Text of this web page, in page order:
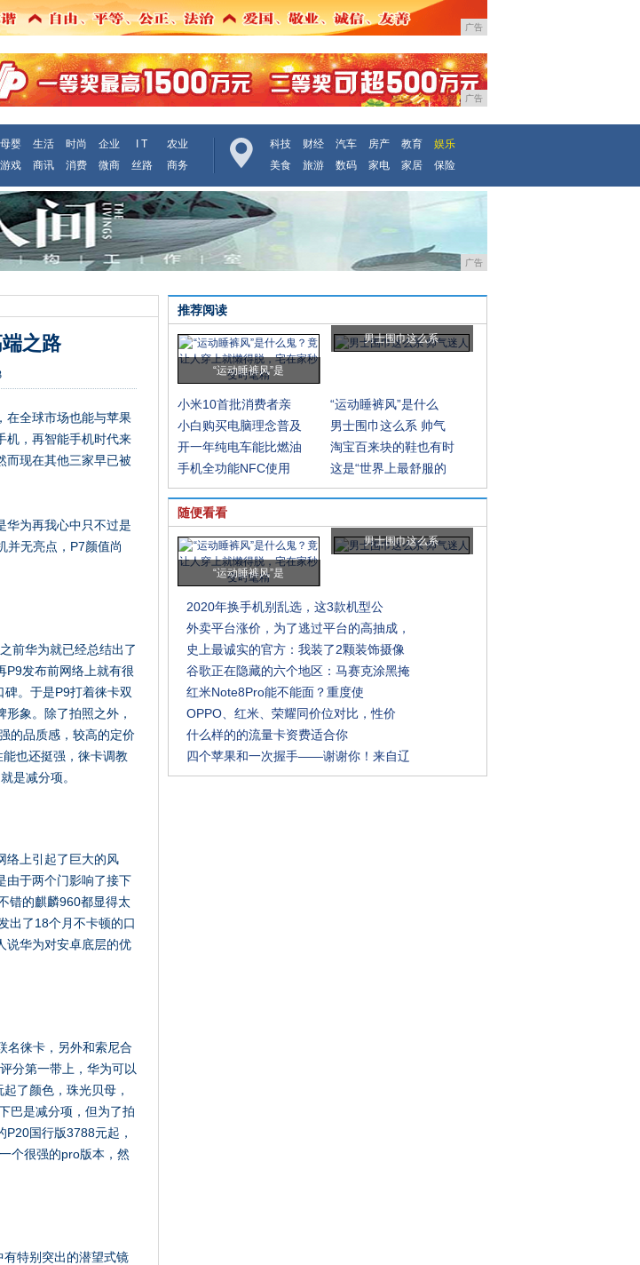
广告
广告
母婴 生活 时尚 企业 I T
农业
游戏
商讯 消费 微商 丝路 商务
科技 财经 汽车 房产 教育
娱乐
美食
旅游 数码 家电 家居 保险
广告
之路
在全球市场也能与苹果
机，再智能手机时代来
而现在其他三家早已被
华为再我心中只不过是
并无亮点，P7颜值尚
前华为就已经总结出了
P9发布前网络上就有很
。于是P9打着徕卡双
象。除了拍照之外，
的品质感，较高的定价
也还挺强，徕卡调教
是减分项。
络上引起了巨大的风
由于两个门影响了接下
错的麒麟960都显得太
出了18个月不卡顿的口
说华为对安卓底层的优
名徕卡，另外和索尼合
分第一带上，华为可以
了颜色，珠光贝母，
巴是减分项，但为了拍
国行版3788元起，
个很强的pro版本，然
特别突出的潜望式镜
推荐阅读
“运动睡裤风”是
男士围巾这么系
小米10首批消费者亲
“运动睡裤风”是什么
小白购买电脑理念普及
男士围巾这么系 帅气
开一年纯电车能比燃油
淘宝百来块的鞋也有时
手机全功能NFC使用
这是“世界上最舒服的
随便看看
“运动睡裤风”是
男士围巾这么系
2020年换手机别乱选，这3款机型公
外卖平台涨价，为了逃过平台的高抽成，
史上最诚实的官方：我装了2颗装饰摄像
谷歌正在隐藏的六个地区：马赛克涂黑掩
红米Note8Pro能不能面？重度使
OPPO、红米、荣耀同价位对比，性价
什么样的的流量卡资费适合你
四个苹果和一次握手——谢谢你！来自辽